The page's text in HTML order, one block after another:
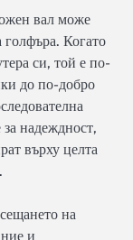
вал може
голфъра. Когато
си, той е по-
до по-добро
надеждност,
върху целта
на
и